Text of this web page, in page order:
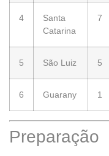
4
Santa
Catarina
7
5 São Luiz 5
6 Guarany 1
Preparação